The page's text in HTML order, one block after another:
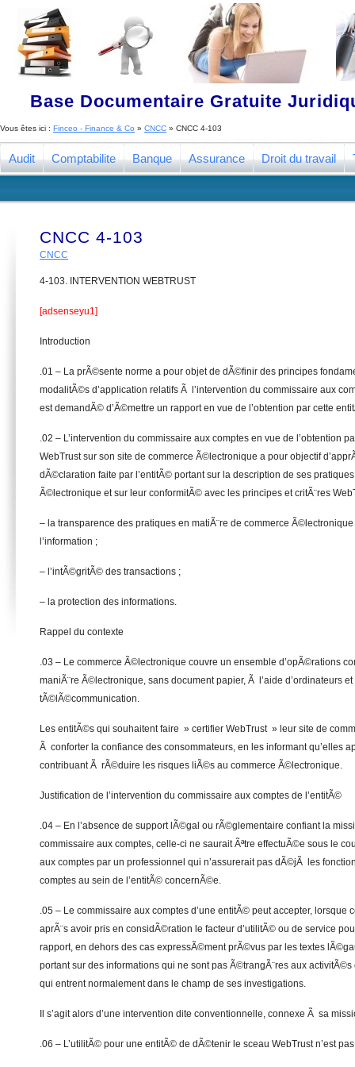
Base Documentaire Gratuite
Vous êtes ici : Finceo - Finance & Co » CNCC » CNCC 4-103
Audit Comptabilite Banque Assurance Droit du travail
CNCC 4-103
CNCC
4-103. INTERVENTION WEBTRUST
[adsenseyu1]
Introduction
.01 – La prÃ©sente norme a pour objet de dÃ©finir des principes
modalitÃ©s d’application relatifs Ã l’intervention du commissaire aux
est demandÃ© d’Ã©mettre un rapport en vue de l’obtention par cette
.02 – L’intervention du commissaire aux comptes en vue de l’obtention
WebTrust sur son site de commerce Ã©lectronique a pour objectif
dÃ©claration faite par l’entitÃ© portant sur la description de ses
Ã©lectronique et sur leur conformitÃ© avec les principes et critÃ¨res
– la transparence des pratiques en matiÃ¨re de commerce
l’information ;
– l’intÃ©gritÃ© des transactions ;
– la protection des informations.
Rappel du contexte
.03 – Le commerce Ã©lectronique couvre un ensemble d’opÃ©rations
maniÃ¨re Ã©lectronique, sans document papier, Ã l’aide d’ordinateurs
tÃ©lÃ©communication.
Les entitÃ©s qui souhaitent faire » certifier WebTrust » leur site de
Ã conforter la confiance des consommateurs, en les informant qu’elles
contribuant Ã rÃ©duire les risques liÃ©s au commerce Ã©lectronique.
Justification de l’intervention du commissaire aux comptes de l’entitÃ©
.04 – En l’absence de support lÃ©gal ou rÃ©glementaire confiant la
commissaire aux comptes, celle-ci ne saurait Ãªtre effectuÃ©e sous le
aux comptes par un professionnel qui n’assurerait pas dÃ©jÃ les
comptes au sein de l’entitÃ© concernÃ©e.
.05 – Le commissaire aux comptes d’une entitÃ© peut accepter, lorsque
aprÃ¨s avoir pris en considÃ©ration le facteur d’utilitÃ© ou de service
rapport, en dehors des cas expressÃ©ment prÃ©vus par les textes
portant sur des informations qui ne sont pas Ã©trangÃ¨res aux activitÃ©s
qui entrent normalement dans le champ de ses investigations.
Il s’agit alors d’une intervention dite conventionnelle, connexe Ã sa
.06 – L’utilitÃ© pour une entitÃ© de dÃ©tenir le sceau WebTrust n’est